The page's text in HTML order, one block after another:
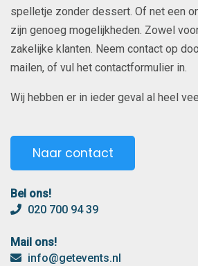
spelletje zonder dessert. Of net een
zijn genoeg mogelijkheden. Zowel
zakelijke klanten. Neem contact op
mailen, of vul het contactformulier in.
Wij hebben er in ieder geval al heel
Naar contact
Bel ons!
020 700 94 39
Mail ons!
info@getevents.nl